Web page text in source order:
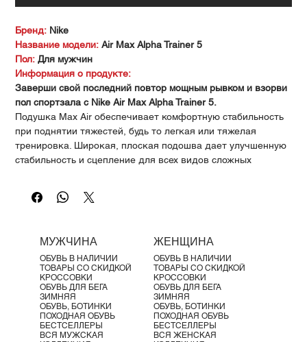
Бренд: Nike
Название модели: Air Max Alpha Trainer 5
Пол: Для мужчин
Информация о продукте:
Заверши свой последний повтор мощным рывком и взорви
пол спортзала с Nike Air Max Alpha Trainer 5.
Подушка Max Air обеспечивает комфортную стабильность
при поднятии тяжестей, будь то легкая или тяжелая
тренировка. Широкая, плоская подошва дает улучшенную
стабильность и сцепление для всех видов сложных
Комфортная амортизация
лодыжку при каждом движении.
Прочная основаПлоская, широкая подошва с улучшенным
резиновым протектором обеспечивает стабильность и
сцепление. Резина оборачивается по бокам, удерживая
ногу на подошве при боковых движениях. Гибкие канавки в
передней части подошвы разработаны для выполнения
выпадов.
МУЖЧИНА
ОБУВЬ В НАЛИЧИИ
ТОВАРЫ СО СКИДКОЙ
КРОССОВКИ
ОБУВЬ ДЛЯ БЕГА
ЗИМНЯЯ
ОБУВЬ, БОТИНКИ
ПОХОДНАЯ ОБУВЬ
БЕСТСЕЛЛЕРЫ
ВСЯ МУЖСКАЯ
ЖЕНЩИНА
ОБУВЬ В НАЛИЧИИ
ТОВАРЫ СО СКИДКОЙ
КРОССОВКИ
ОБУВЬ ДЛЯ БЕГА
ЗИМНЯЯ
ОБУВЬ, БОТИНКИ
ПОХОДНАЯ ОБУВЬ
БЕСТСЕЛЛЕРЫ
ВСЯ ЖЕНСКАЯ